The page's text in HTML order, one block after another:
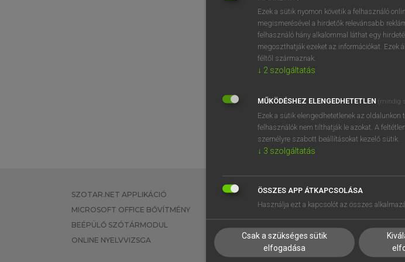
BELÉPÉS
SZOTAR.NET APPLIKÁCIÓ
MICROSOFT OFFICE BŐVÍTMÉNY
BEÉPÜLŐ SZÓTÁRMODUL
ONLINE NYELVVIZSGA
EGYÉNI FELHASZNÁLÓKNAK
TANULÓKNAK
VÁLLALATI MEGOLDÁSOK
SÚGÓ
RÓLUNK
SÜTI
Ezek a sütik nyomon követik a felhasználó
megismerésével a hirdetők relevánsabb
felhasználó hány alkalommal láthat egy
megoszthatják ezeket az információkat.
féltől származnak.
↓ 2 szolgáltatás
MŰKÖDÉSHEZ ELENGEDHETETLEN (mindig
Ezek a sütik elengedhetetlenek az
felhasználók nem tilthatják le azokat. A
személyre szabott beállításokat kezelő sütik.
↓ 3 szolgáltatás
ÖSSZES APP ÁTKAPCSOLÁSA
Használja ezt a kapcsolót az összes
Csak a szükséges sütik
elfogadása